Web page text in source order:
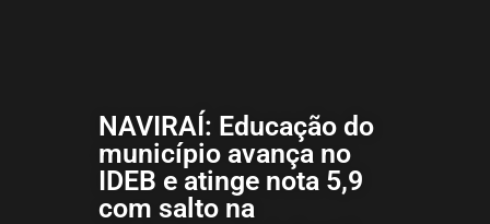
NAVIRAÍ: Educação do
município avança no
IDEB e atinge nota 5,9
com salto na